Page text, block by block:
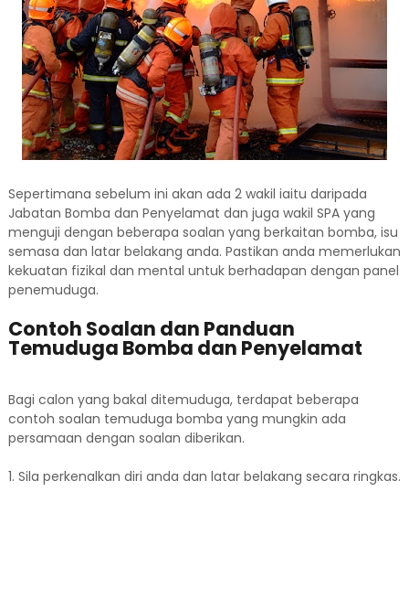
Sepertimana sebelum ini akan ada 2 wakil iaitu daripada
Jabatan Bomba dan Penyelamat dan juga wakil SPA yang
menguji dengan beberapa soalan yang berkaitan bomba, isu
semasa dan latar belakang anda. Pastikan anda memerlukan
kekuatan fizikal dan mental untuk berhadapan dengan panel
penemuduga.
Contoh Soalan dan Panduan
Temuduga Bomba dan Penyelamat
Bagi calon yang bakal ditemuduga, terdapat beberapa
contoh soalan temuduga bomba yang mungkin ada
persamaan dengan soalan diberikan.
1. Sila perkenalkan diri anda dan latar belakang secara ringkas.